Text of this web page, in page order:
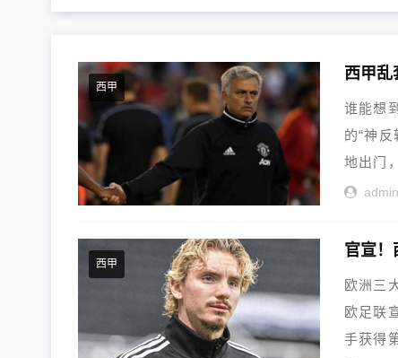
西甲
谁能想
的“神
地出门
admin
西甲
官宣！
欧洲三
欧足联
手获得